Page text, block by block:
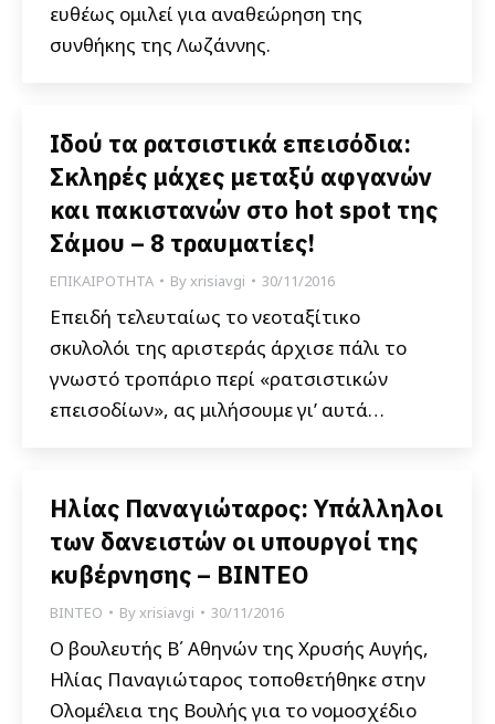
ευθέως ομιλεί για αναθεώρηση της
συνθήκης της Λωζάννης.
Ιδού τα ρατσιστικά επεισόδια:
Σκληρές μάχες μεταξύ αφγανών
και πακιστανών στο hot spot της
Σάμου – 8 τραυματίες!
ΕΠΙΚΑΙΡΟΤΗΤΑ Byxrisiavgi 30/11/2016
Επειδή τελευταίως το νεοταξίτικο
σκυλολόι της αριστεράς άρχισε πάλι το
γνωστό τροπάριο περί «ρατσιστικών
επεισοδίων», ας μιλήσουμε γι’ αυτά…
Ηλίας Παναγιώταρος: Υπάλληλοι
των δανειστών οι υπουργοί της
κυβέρνησης – ΒΙΝΤΕΟ
ΒΙΝΤΕΟ Byxrisiavgi 30/11/2016
Ο βουλευτής Β΄ Αθηνών της Χρυσής Αυγής,
Ηλίας Παναγιώταρος τοποθετήθηκε στην
Ολομέλεια της Βουλής για το νομοσχέδιο